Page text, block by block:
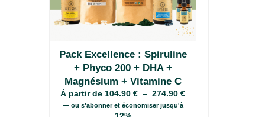
Pack Excellence : Spiruline
+ Phyco 200 + DHA +
Magnésium + Vitamine C
À partir de 104.90 € – 274.90 €
—ou s'abonner et économiser jusqu'à